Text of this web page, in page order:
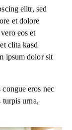
elitr, sed
et dolore
eos et
clita kasd
ipsum dolor sit
eros nec
turpis urna,